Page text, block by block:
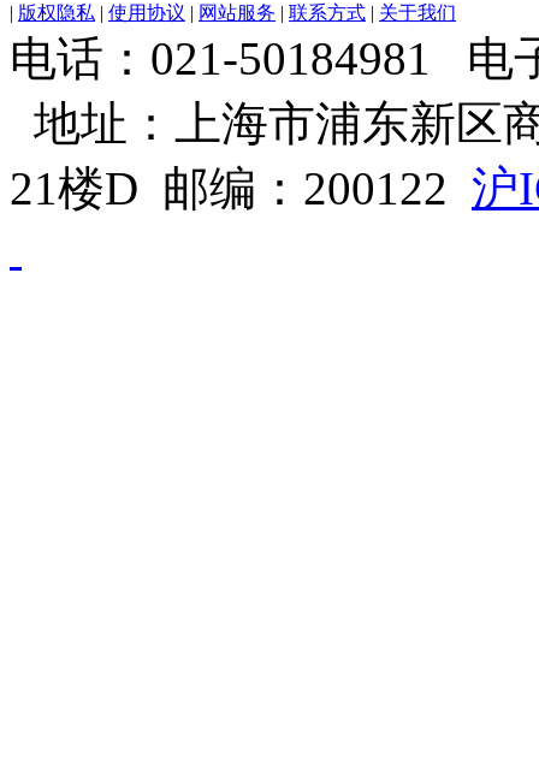
| 版权隐私 | 使用协议 | 网站服务 | 联系方式 | 关于我们
电话：021-50184981 电
地址：上海市浦东新区
21楼D 邮编：200122 沪